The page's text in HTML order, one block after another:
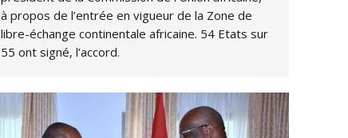
à propos de l’entrée en vigueur de la Zone de
libre-échange continentale africaine. 54 Etats sur
55 ont signé, l’accord.